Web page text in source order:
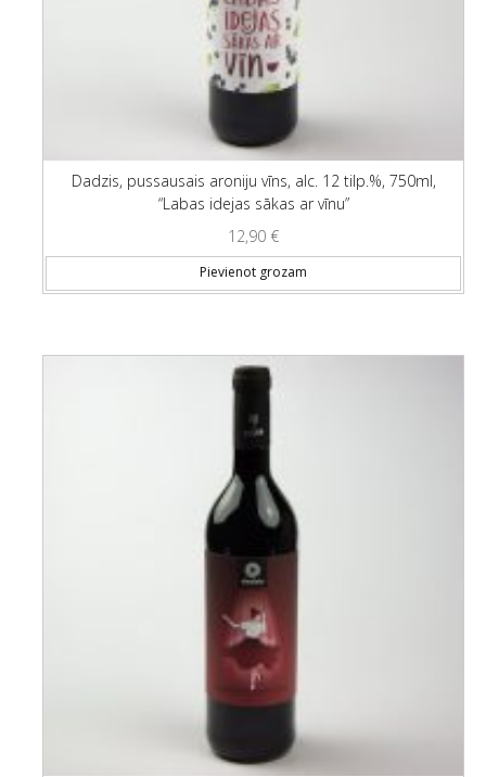
Dadzis, pussausais aroniju vīns, alc. 12 tilp.%, 750ml,
“Labas idejas sākas ar vīnu”
12,90 €
Pievienot grozam